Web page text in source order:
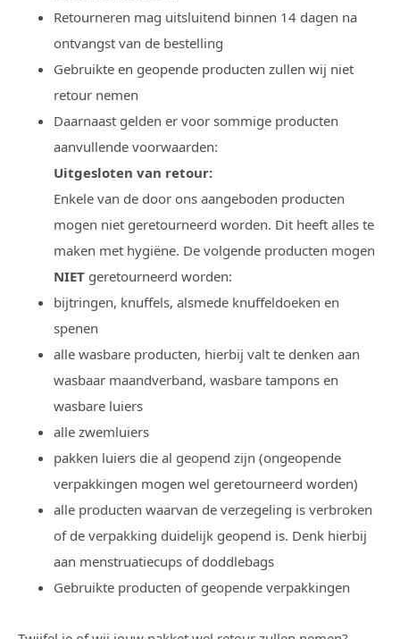
Retourneren mag uitsluitend binnen 14 dagen na
ontvangst van de bestelling
Gebruikte en geopende producten zullen wij niet
retour nemen
Daarnaast gelden er voor sommige producten
aanvullende voorwaarden:
Uitgesloten van retour:
Enkele van de door ons aangeboden producten
mogen niet geretourneerd worden. Dit heeft alles te
maken met hygiëne. De volgende producten mogen
NIET geretourneerd worden:
bijtringen, knuffels, alsmede knuffeldoeken en
spenen
alle wasbare producten, hierbij valt te denken aan
wasbaar maandverband, wasbare tampons en
wasbare luiers
alle zwemluiers
pakken luiers die al geopend zijn (ongeopende
verpakkingen mogen wel geretourneerd worden)
alle producten waarvan de verzegeling is verbroken
of de verpakking duidelijk geopend is. Denk hierbij
aan menstruatiecups of doddlebags
Gebruikte producten of geopende verpakkingen